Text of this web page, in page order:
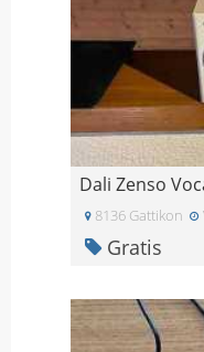
Dali Zenso
8136 Gattikon
Gratis